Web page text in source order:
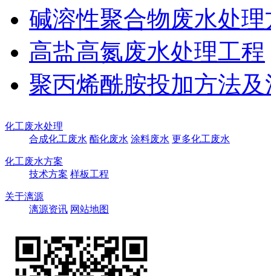
碱溶性聚合物废水处理
高盐高氮废水处理工程
聚丙烯酰胺投加方法
化工废水处理
合成化工废水 酯化废水 涂料废水 更多化工废水
化工废水方案
技术方案 样板工程
关于漓源
漓源资讯 网站地图